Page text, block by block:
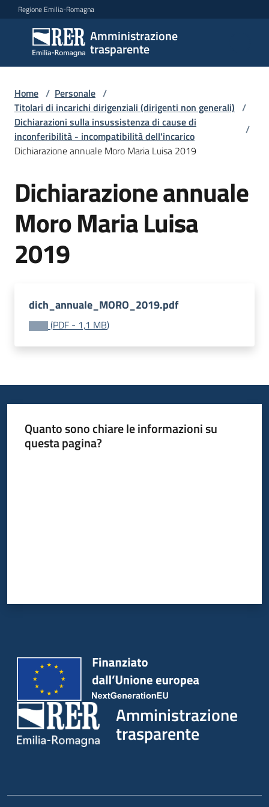
Vai al contenuto
Vai alla navigazione
Vai al footer
Regione Emilia-Romagna
Amministrazione
trasparente
Amministrazione
trasparente
Sottosezioni
Accesso
Home / Personale /
Titolari di incarichi dirigenziali (dirigenti non generali) /
Dichiarazioni sulla insussistenza di cause di
inconferibilità - incompatibilità dell'incarico
/
Dichiarazione annuale Moro Maria Luisa 2019
Dichiarazione annuale
Moro Maria Luisa
2019
dich_annuale_MORO_2019.pdf
(PDF - 1,1 MB)
Quanto sono chiare le informazioni su
questa pagina?
Amministrazione
trasparente